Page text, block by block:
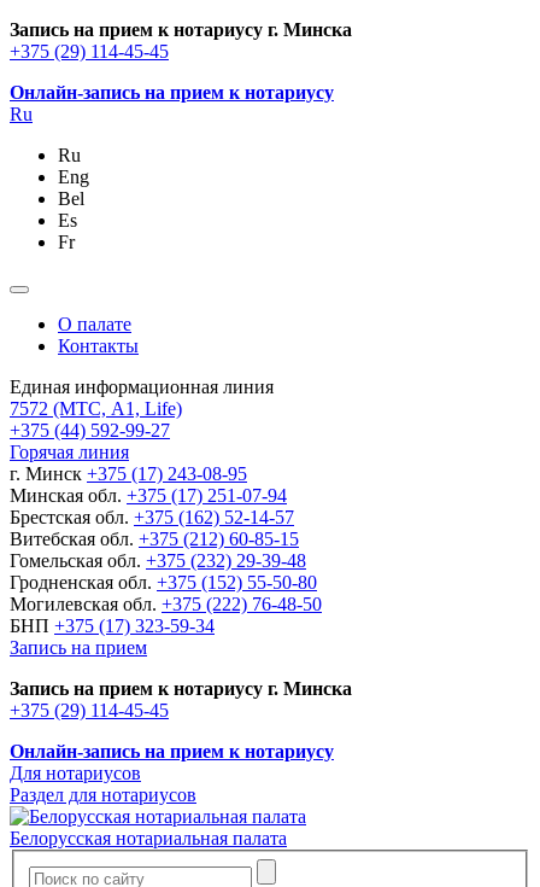
Запись на прием к нотариусу г. Минска
+375 (29) 114-45-45
Онлайн-запись на прием к нотариусу
Ru
Ru
Eng
Bel
Es
Fr
О палате
Контакты
Единая информационная линия
7572 (МТС, A1, Life)
+375 (44) 592-99-27
Горячая линия
г. Минск +375 (17) 243-08-95
Минская обл. +375 (17) 251-07-94
Брестская обл. +375 (162) 52-14-57
Витебская обл. +375 (212) 60-85-15
Гомельская обл. +375 (232) 29-39-48
Гродненская обл. +375 (152) 55-50-80
Могилевская обл. +375 (222) 76-48-50
БНП +375 (17) 323-59-34
Запись на прием
Запись на прием к нотариусу г. Минска
+375 (29) 114-45-45
Онлайн-запись на прием к нотариусу
Для нотариусов
Раздел для нотариусов
Белорусская нотариальная палата